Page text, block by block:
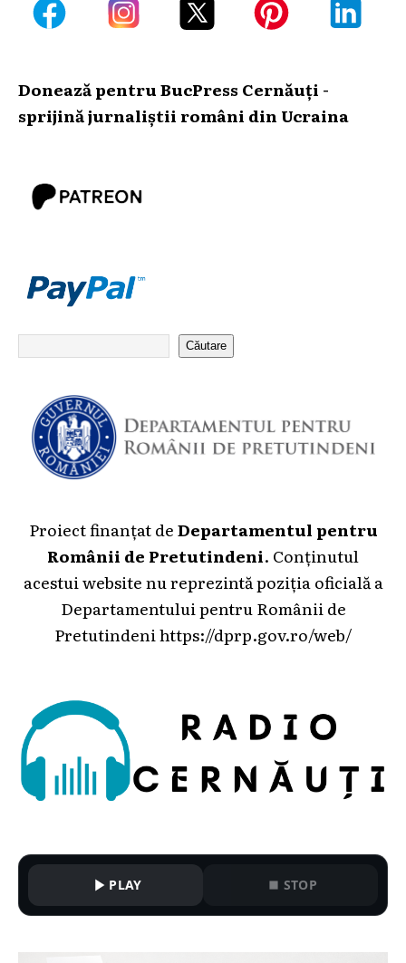
Donează pentru BucPress Cernăuți -
sprijină jurnaliștii români din Ucraina
Căutare
Proiect finanțat deDepartamentul pentru
Românii de Pretutindeni. Conținutul
acestui website nu reprezintă poziția oficială a
Departamentului pentru Românii de
Pretutindeni https://dprp.gov.ro/web/
PLAY STOP